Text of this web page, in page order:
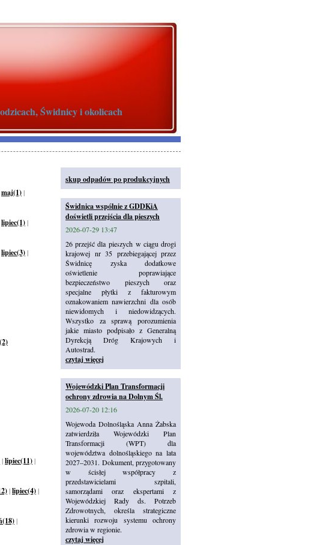
Świdnicy i okolicach
maj(1)|
lipiec(1)|
lipiec(3)|
|lipiec(11)|
|lipiec(4)|
|
skup odpadów po produkcyjnych
Świdnica wspólnie z GDDKiA
doświetli przejścia dla pieszych
2026-07-29 13:47
26 przejść dla pieszych w ciągu drogi
krajowej nr 35 przebiegającej przez
Świdnicę zyska dodatkowe
oświetlenie poprawiające
bezpieczeństwo pieszych oraz
specjalne płytki z fakturowym
oznakowaniem nawierzchni dla osób
niewidomych i niedowidzących.
Wszystko za sprawą porozumienia
jakie miasto podpisało z Generalną
Dyrekcją Dróg Krajowych i
Autostrad.
czytaj więcej
Wojewódzki Plan Transformacji
ochrony zdrowia na Dolnym Śl.
2026-07-20 12:16
Wojewoda Dolnośląska Anna Żabska
zatwierdziła Wojewódzki Plan
Transformacji (WPT) dla
województwa dolnośląskiego na lata
2027–2031. Dokument, przygotowany
w ścisłej współpracy z
przedstawicielami szpitali,
samorządami oraz ekspertami z
Wojewódzkiej Rady ds. Potrzeb
Zdrowotnych, określa strategiczne
kierunki rozwoju systemu ochrony
zdrowia w regionie.
czytaj więcej